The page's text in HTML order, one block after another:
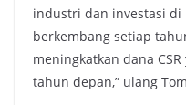
industri dan investasi di
berkembang setiap
meningkatkan dana
tahun depan,” ulang